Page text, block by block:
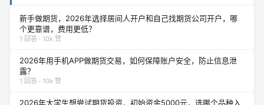
新手做期货，2026年选择居间人开户和自己找期货公司开户，哪
个更靠谱，费用更低？
1 回答 · 10k 赞
2026年用手机APP做期货交易，如何保障账户安全，防止信息泄
露？
1 回答 · 10k 赞
2026年大学生想尝试期货投资，初始资金5000元，选哪个品种入